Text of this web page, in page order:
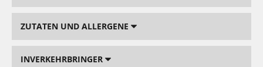
ZUTATEN UND ALLERGENE
INVERKEHRBRINGER